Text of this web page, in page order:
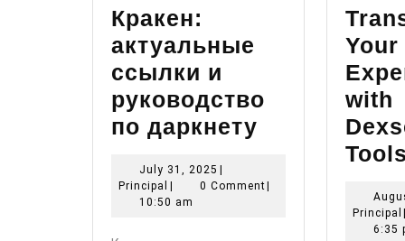
Кракен:
актуальные
ссылки и
руководство
по даркнету Кракен:
актуальные
ссылки
July 31, 2025 July
31,
|
Principal Principal
| 0 Comment|
10:50 am
Your
with
Tools
Principal |
6:35